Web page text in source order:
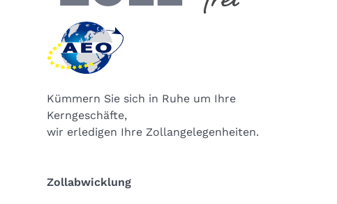
Kümmern Sie sich in Ruhe um Ihre
Kerngeschäfte,
wir erledigen Ihre Zollangelegenheiten.
Zollabwicklung